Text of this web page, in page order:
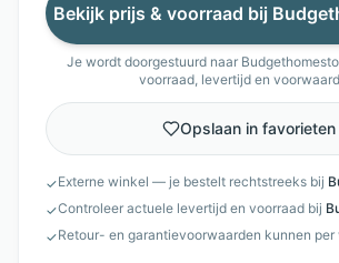
Bekijk prijs & voorraad bij
Je wordt doorgestuurd naar
voorraad, levertijd en
Opslaan in favorieten
✓Externe winkel — je bestelt rechtstreeks bij
✓Controleer actuele levertijd en voorraad bij
✓Retour- en garantievoorwaarden kunnen